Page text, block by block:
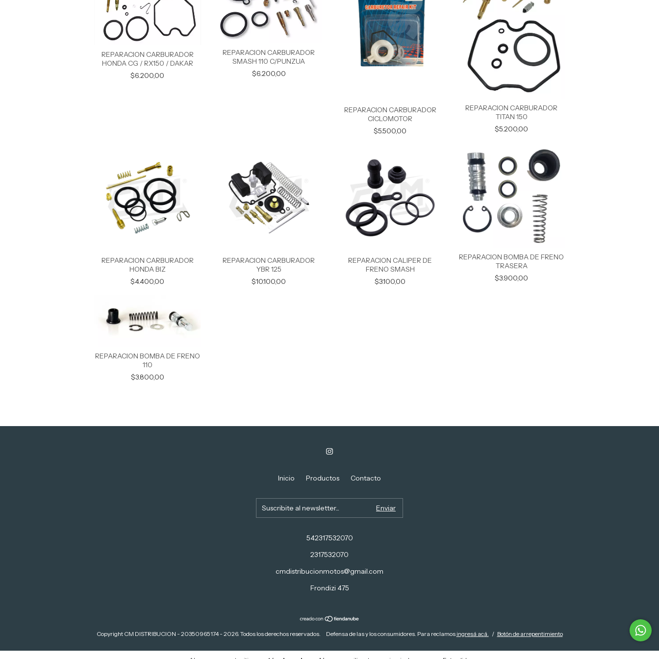
REPARACION CARBURADOR
HONDA CG / RX150 / DAKAR
$6.200,00
REPARACION CARBURADOR
SMASH 110 C/PUNZUA
$6.200,00
REPARACION CARBURADOR
CICLOMOTOR
$5.500,00
REPARACION CARBURADOR
TITAN 150
$5.200,00
REPARACION CARBURADOR
HONDA BIZ
$4.400,00
REPARACION CARBURADOR
YBR 125
$10.100,00
REPARACION CALIPER DE
FRENO SMASH
$3.100,00
REPARACION BOMBA DE FRENO
TRASERA
$3.900,00
REPARACION BOMBA DE FRENO
110
$3.800,00
Inicio Productos Contacto
542317532070
2317532070
cmdistribucionmotos@gmail.com
Frondizi 475
Copyright CM DISTRIBUCION - 20350965174 - 2026. Todos los derechos reservados. Defensa de las y los consumidores. Para reclamos ingresá acá. / Botón de arrepentimiento